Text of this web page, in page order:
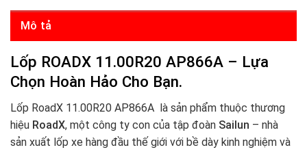
Mô tả
Lốp ROADX 11.00R20 AP866A – Lựa
Chọn Hoàn Hảo Cho Bạn.
Lốp RoadX 11.00R20 AP866A là sản phẩm thuộc thương
hiệu RoadX, một công ty con của tập đoàn Sailun – nhà
sản xuất lốp xe hàng đầu thế giới với bề dày kinh nghiệm và